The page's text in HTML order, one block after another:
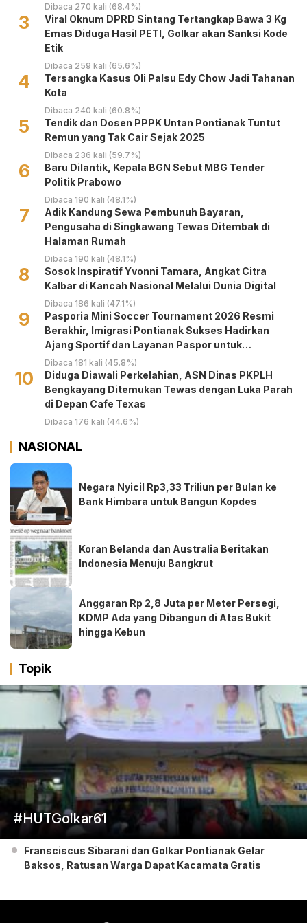
Dibaca 270 kali (68.4%)
3
Viral Oknum DPRD Sintang Tertangkap Bawa 3 Kg
Emas Diduga Hasil PETI, Golkar akan Sanksi Kode
Etik
Dibaca 259 kali (65.6%)
4
Tersangka Kasus Oli Palsu Edy Chow Jadi Tahanan
Kota
Dibaca 240 kali (60.8%)
5
Tendik dan Dosen PPPK Untan Pontianak Tuntut
Remun yang Tak Cair Sejak 2025
Dibaca 236 kali (59.7%)
6
Baru Dilantik, Kepala BGN Sebut MBG Tender
Politik Prabowo
Dibaca 190 kali (48.1%)
7
Adik Kandung Sewa Pembunuh Bayaran,
Pengusaha di Singkawang Tewas Ditembak di
Halaman Rumah
Dibaca 190 kali (48.1%)
8
‎Sosok Inspiratif Yvonni Tamara, Angkat Citra
Kalbar di Kancah Nasional Melalui Dunia Digital ‎
Dibaca 186 kali (47.1%)
9
Pasporia Mini Soccer Tournament 2026 Resmi
Berakhir, Imigrasi Pontianak Sukses Hadirkan
Ajang Sportif dan Layanan Paspor untuk
Masyarakat
Dibaca 181 kali (45.8%)
10
Diduga Diawali Perkelahian, ASN Dinas PKPLH
Bengkayang Ditemukan Tewas dengan Luka Parah
di Depan Cafe Texas
Dibaca 176 kali (44.6%)
NASIONAL
Negara Nyicil Rp3,33 Triliun per Bulan ke
Bank Himbara untuk Bangun Kopdes
Koran Belanda dan Australia Beritakan
Indonesia Menuju Bangkrut
Anggaran Rp 2,8 Juta per Meter Persegi,
KDMP Ada yang Dibangun di Atas Bukit
hingga Kebun
Topik
#HUTGolkar61
Fransciscus Sibarani dan Golkar Pontianak Gelar
Baksos, Ratusan Warga Dapat Kacamata Gratis